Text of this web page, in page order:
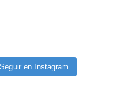
Seguir en Instagram